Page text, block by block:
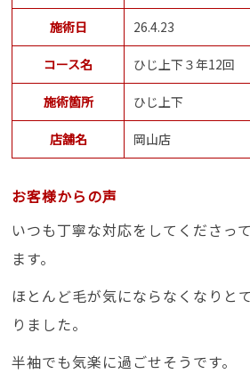
施術日 26.4.23
コース名 ひじ上下３年12回
施術箇所 ひじ上下
店舗名 岡山店
お客様からの声
いつも丁寧な対応をしてくださっ
ます。
ほとんど毛が気にならなくなりと
りました。
半袖でも気楽に過ごせそうです。